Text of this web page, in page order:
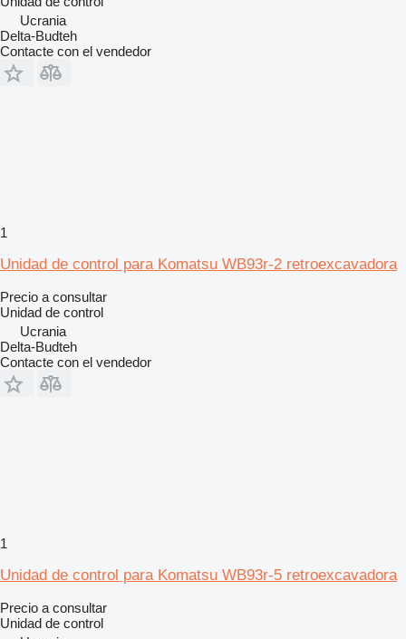
Ucrania
Delta-Budteh
Contacte con el vendedor
1
Unidad de control para Komatsu WB93r-2 retroexcavadora
Precio a consultar
Unidad de control
Ucrania
Delta-Budteh
Contacte con el vendedor
1
Unidad de control para Komatsu WB93r-5 retroexcavadora
Precio a consultar
Unidad de control